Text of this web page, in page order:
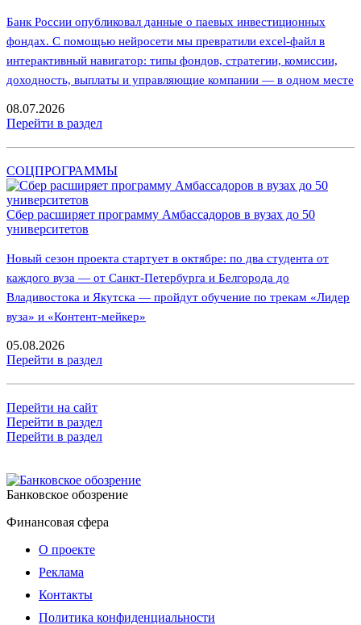
Банк России опубликовал данные о паевых инвестиционных
фондах. С помощью нейросети мы превратили excel-файл в
интерактивный навигатор: типы фондов, стратегии, комиссии,
доходность, выплаты и управляющие компании — в одном месте
08.07.2026
Перейти в раздел
СОЦПРОГРАММЫ
Сбер расширяет программу Амбассадоров в вузах до 50
университетов
Новый сезон проекта стартует в октябре: по два студента от
каждого вуза — от Санкт-Петербурга и Белгорода до
Владивостока и Якутска — пройдут обучение по трекам «Лидер
вуза» и «Контент-мейкер»
05.08.2026
Перейти в раздел
Перейти на сайт
Перейти в раздел
Перейти в раздел
Банковское обозрение
Финансовая сфера
О проекте
Реклама
Контакты
Политика конфиденциальности